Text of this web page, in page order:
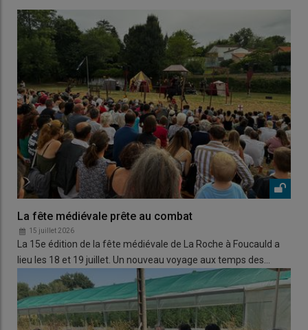
La fête médiévale prête au combat
15 juillet 2026
La 15e édition de la fête médiévale de La Roche à Foucauld a
lieu les 18 et 19 juillet. Un nouveau voyage aux temps des…